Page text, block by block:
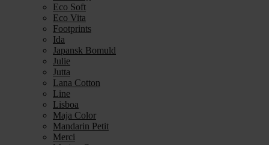
Eco Soft
Eco Vita
Footprints
Ida
Japansk Bomuld
Julie
Jutta
Lana Cotton
Line
Lisboa
Maja Color
Mandarin Petit
Merci